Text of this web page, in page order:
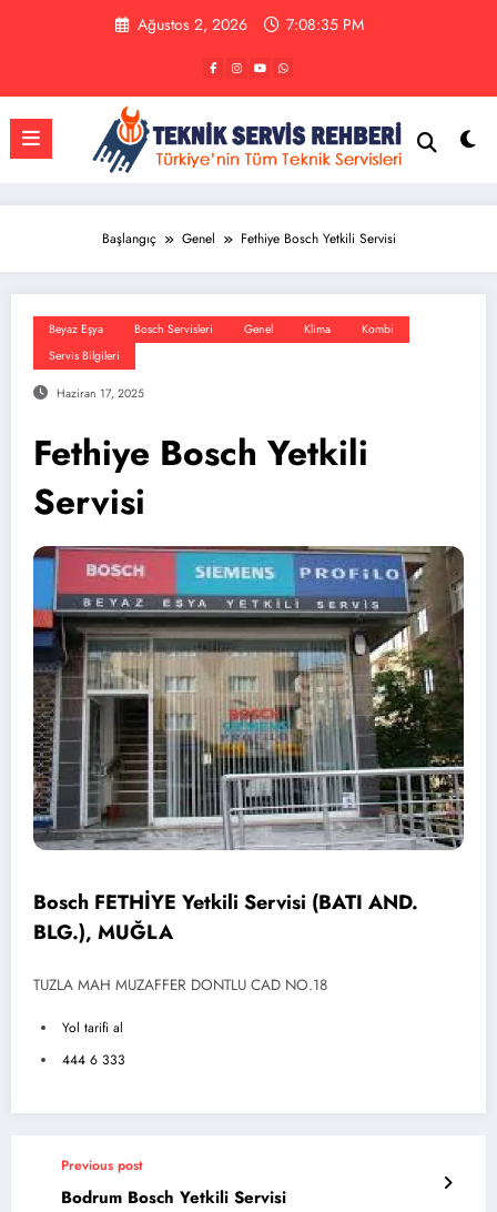
Ağustos 2, 2026 7:08:35 PM
Başlangıç Genel Fethiye Bosch Yetkili Servisi
Beyaz Eşya Bosch Servisleri Genel Klima
Kombi
Servis Bilgileri
Haziran 17, 2025
Fethiye Bosch Yetkili
Servisi
Bosch FETHİYE Yetkili Servisi (BATI AND.
BLG.), MUĞLA
TUZLA MAH MUZAFFER DONTLU CAD NO.18
Yol tarifi al
444 6 333
Previous post
Bodrum Bosch Yetkili Servisi